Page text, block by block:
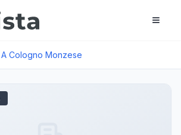
Cologno Monzese